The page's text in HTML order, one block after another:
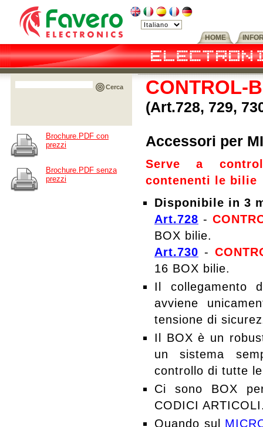
HOME
CONTROL-
(Art.728, 729,
Accessori per
Serve a
contenenti le bilie
Disponibile in 3
Art.728 -
BOX bilie.
Art.730 -
16 BOX bilie.
Il collegamento
avviene
tensione di
Il BOX è un
un sistema
controllo di tutte
Ci sono BOX
CODICI
Quando sul
Cerca
Brochure.PDF con
prezzi
Brochure.PDF senza
prezzi